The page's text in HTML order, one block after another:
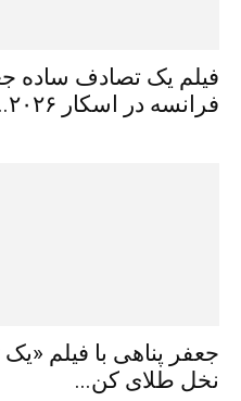
فیلم یک تصادف ساده
فرانسه در اسکار ۲۰۲۶...
جعفر پناهی با فیلم
نخل طلای کن...